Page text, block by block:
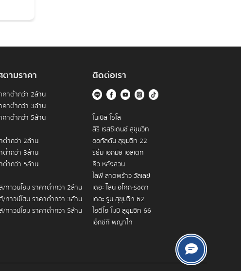
ตัวของผู้อยู่อาศัย รูปแบบอาคารเป็น High-rise ที่มีชั้นสูงและ
ยจริงหรือเป็นยูนิตสำหรับลงทุนปล่อยเช่าในกลุ่มลูกค้าระดับบน
รเป็นลักชัวรีในย่านสาทร (ข้อมูลผู้พัฒนาโดยประมาณ)
เมตร)
ในโซนนี้เหมาะกับผู้บริหารและชาวต่างชาติที่ทำงานในย่านสีลม–
ตามราคา
คาต่ำกว่า 2ล้าน
คาต่ำกว่า 3ล้าน
คาต่ำกว่า 5ล้าน
ต่ำกว่า 2ล้าน
ต่ำกว่า 3ล้าน
ต่ำกว่า 5ล้าน
/ทาวน์โฮม ราคาต่ำกว่า 2ล้าน
/ทาวน์โฮม ราคาต่ำกว่า 3ล้าน
/ทาวน์โฮม ราคาต่ำกว่า 5ล้าน
ติดต่อเรา
โนเบิล โซโล
สิริ เรสซิเดนซ์ สุขุมวิท
ออกัสตัน สุขุมวิท 22
ริธึ่ม เอกมัย เอสเตท
คิว หลังสวน
ไลฟ์ ลาดพร้าว วัลเลย์
เดอะ ไลน์ อโศก-รัชดา
เดอะ รูม สุขุมวิท 62
ไอดีโอ โมบิ สุขุมวิท 66
เอ็กซ์ที พญาไท